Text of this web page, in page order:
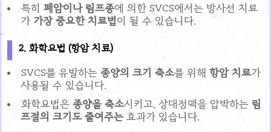
특히 폐암이나 림프종에 의한 SVCS에서는 방사선 치료
가 가장 중요한 치료법이 될 수 있습니다.
2. 화학요법 (항암 치료)
SVCS를 유발하는 종양의 크기 축소를 위해 항암 치료가
사용될 수 있습니다.
화학요법은 종양을 축소시키고, 상대정맥을 압박하는 림
프절의 크기도 줄여주는 효과가 있습니다.